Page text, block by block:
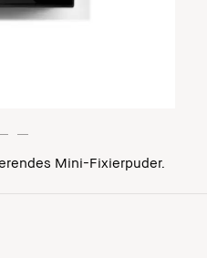
Mini-Fixierpuder.